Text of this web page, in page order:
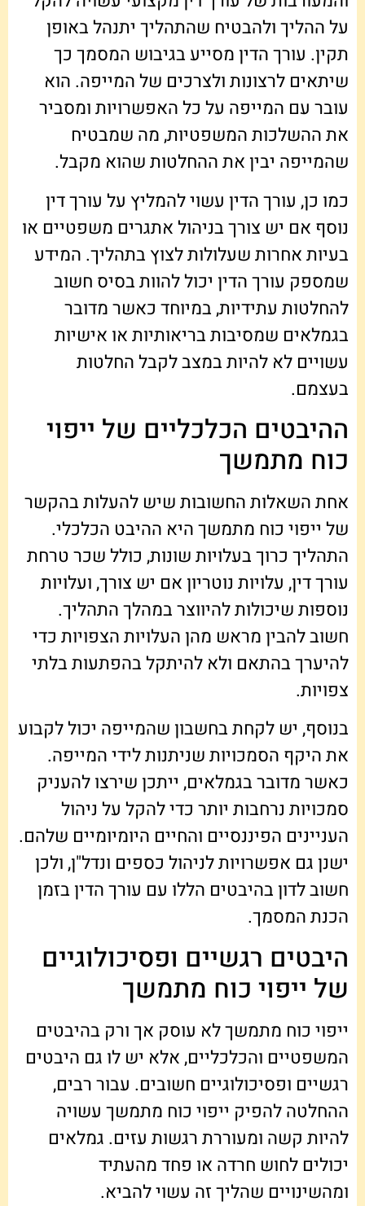
על ההליך ולהבטיח שהתהליך יתנהל באופן
תקין. עורך הדין מסייע בגיבוש המסמך כך
שיתאים לרצונות ולצרכים של המייפה. הוא
עובר עם המייפה על כל האפשרויות ומסביר
את ההשלכות המשפטיות, מה שמבטיח
שהמייפה יבין את ההחלטות שהוא מקבל.
כמו כן, עורך הדין עשוי להמליץ על עורך דין
נוסף אם יש צורך בניהול אתגרים משפטיים או
בעיות אחרות שעלולות לצוץ בתהליך. המידע
שמספק עורך הדין יכול להוות בסיס חשוב
להחלטות עתידיות, במיוחד כאשר מדובר
בגמלאים שמסיבות בריאותיות או אישיות
עשויים לא להיות במצב לקבל החלטות
בעצמם.
ההיבטים הכלכליים של ייפוי
כוח מתמשך
אחת השאלות החשובות שיש להעלות בהקשר
של ייפוי כוח מתמשך היא ההיבט הכלכלי.
התהליך כרוך בעלויות שונות, כולל שכר טרחת
עורך דין, עלויות נוטריון אם יש צורך, ועלויות
נוספות שיכולות להיווצר במהלך התהליך.
חשוב להבין מראש מהן העלויות הצפויות כדי
להיערך בהתאם ולא להיתקל בהפתעות בלתי
צפויות.
בנוסף, יש לקחת בחשבון שהמייפה יכול לקבוע
את היקף הסמכויות שניתנות לידי המייפה.
כאשר מדובר בגמלאים, ייתכן שירצו להעניק
סמכויות נרחבות יותר כדי להקל על ניהול
העניינים הפיננסיים והחיים היומיומיים שלהם.
ישנן גם אפשרויות לניהול כספים ונדל"ן, ולכן
חשוב לדון בהיבטים הללו עם עורך הדין בזמן
הכנת המסמך.
היבטים רגשיים ופסיכולוגיים
של ייפוי כוח מתמשך
ייפוי כוח מתמשך לא עוסק אך ורק בהיבטים
המשפטיים והכלכליים, אלא יש לו גם היבטים
רגשיים ופסיכולוגיים חשובים. עבור רבים,
ההחלטה להפיק ייפוי כוח מתמשך עשויה
להיות קשה ומעוררת רגשות עזים. גמלאים
יכולים לחוש חרדה או פחד מהעתיד
ומהשינויים שהליך זה עשוי להביא.